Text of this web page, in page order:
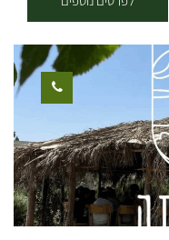
המסלול עובר בפינות
בשטח באמצעות עמודי
במרכזו. תקציר
לכביש הכניסה לבארי
לכיוון כביש 232, נחצה וניכנס לדרך מצד ימין, לאחר 200 מ' בפיצול נמשיך
ירידות ומגלשות
אנטיליה. בהמשך
לנחל גרר והמשך חזרה לכיוון בארי. סינגל
קושי בינונית-קשה - התחלה בסינגל
ונמשיך אל הסינגל האדום,